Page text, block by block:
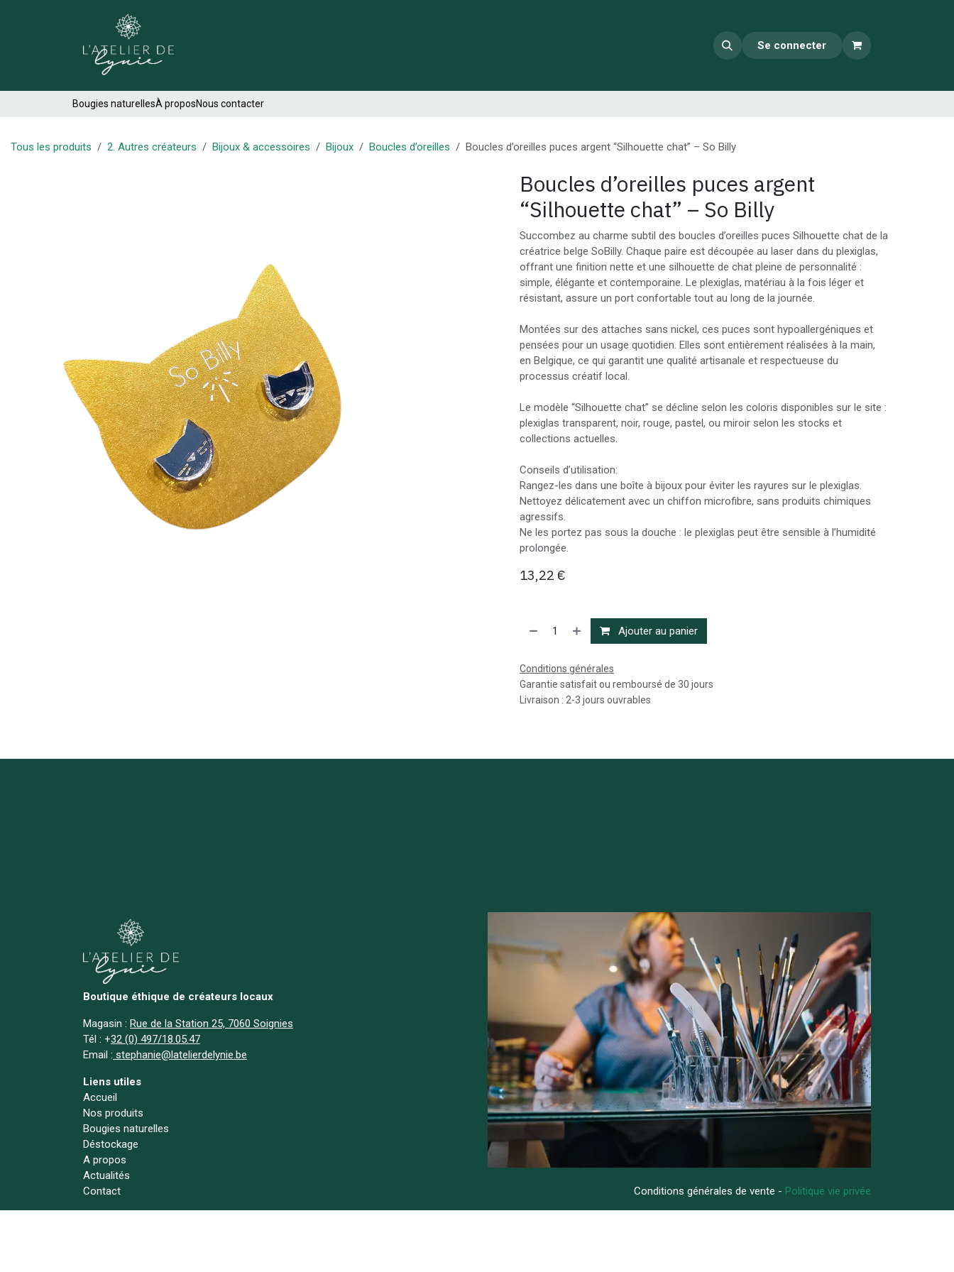
Se connecter
Bougies naturellesÀ proposNous contacter
Tous les produits 2. Autres créateurs Bijoux & accessoires Bijoux Boucles d’oreilles Boucles d’oreilles puces argent “Silhouette chat” – So Billy
Boucles d’oreilles puces argent
“Silhouette chat” – So Billy
Succombez au charme subtil des boucles d’oreilles puces Silhouette chat de la
créatrice belge SoBilly. Chaque paire est découpée au laser dans du plexiglas,
offrant une finition nette et une silhouette de chat pleine de personnalité :
simple, élégante et contemporaine. Le plexiglas, matériau à la fois léger et
résistant, assure un port confortable tout au long de la journée.
Montées sur des attaches sans nickel, ces puces sont hypoallergéniques et
pensées pour un usage quotidien. Elles sont entièrement réalisées à la main,
en Belgique, ce qui garantit une qualité artisanale et respectueuse du
processus créatif local.
Le modèle “Silhouette chat” se décline selon les coloris disponibles sur le site :
plexiglas transparent, noir, rouge, pastel, ou miroir selon les stocks et
collections actuelles.
Conseils d’utilisation:
Rangez-les dans une boîte à bijoux pour éviter les rayures sur le plexiglas.
Nettoyez délicatement avec un chiffon microfibre, sans produits chimiques
agressifs.
Ne les portez pas sous la douche : le plexiglas peut être sensible à l’humidité
prolongée.
13,22 €
Ajouter au panier
Conditions générales
Garantie satisfait ou remboursé de 30 jours
Livraison : 2-3 jours ouvrables
Boutique éthique de créateurs locaux
Magasin : Rue de la Station 25, 7060 Soignies
Tél : +32 (0) 497/18.05.47
Email : stephanie@latelierdelynie.be
Liens utiles
Accueil
Nos produits
Bougies naturelles
Déstockage
A propos
Actualités
Contact
Conditions générales de vente - Politique vie privée